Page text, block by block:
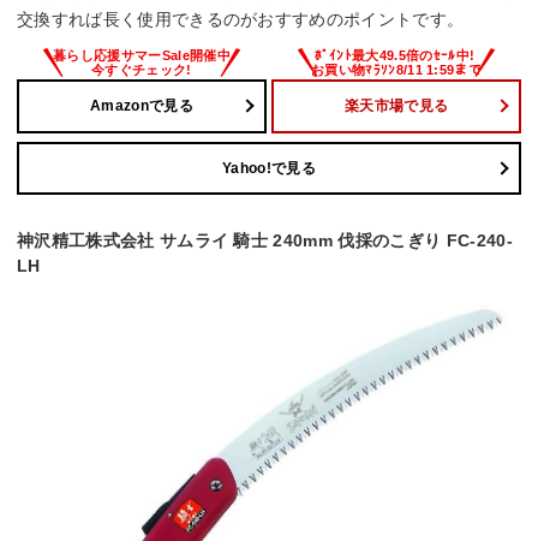
交換すれば長く使用できるのがおすすめのポイントです。
Amazonで見る 楽天市場で見る
Yahoo!で見る
神沢精工株式会社 サムライ 騎士 240mm 伐採のこぎり FC-240-
LH